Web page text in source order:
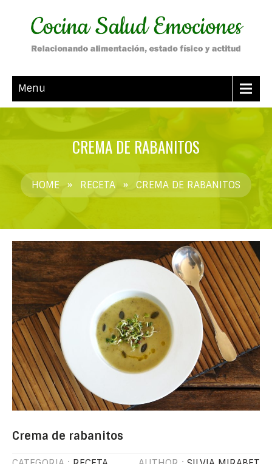
Menu
CREMA DE RABANITOS
HOME » RECETA » CREMA DE RABANITOS
Crema de rabanitos